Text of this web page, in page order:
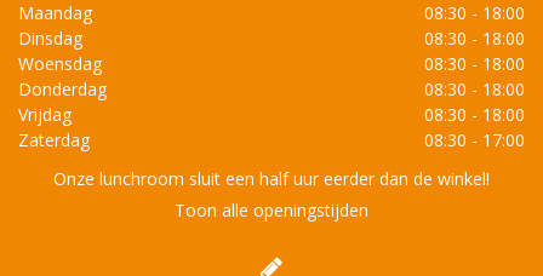
Maandag
08:30 - 18:00
Dinsdag
08:30 - 18:00
Woensdag
08:30 - 18:00
Donderdag
08:30 - 18:00
Vrijdag
08:30 - 18:00
Zaterdag
08:30 - 17:00
Onze lunchroom sluit een half uur eerder dan de winkel!
Toon alle openingstijden